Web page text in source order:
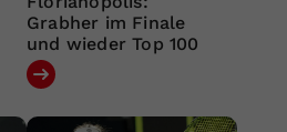
Grabher im Finale
und wieder Top 100